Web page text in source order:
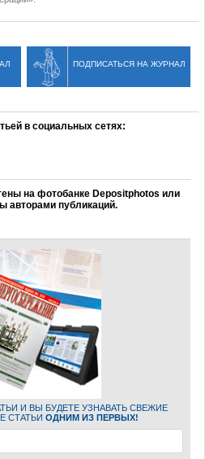
ПОДПИСАТЬСЯ НА ЖУРНАЛ
в социальных сетях:
на фотобанке Depositphotos или
авторами публикаций.
И ВЫ БУДЕТЕ УЗНАВАТЬ СВЕЖИЕ
СТАТЬИ ОДНИМ ИЗ ПЕРВЫХ!